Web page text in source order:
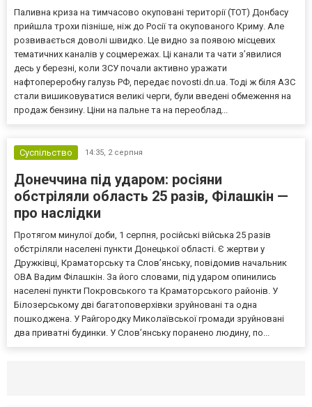
Паливна криза на тимчасово окуповані території (ТОТ) Донбасу
прийшла трохи пізніше, ніж до Росії та окупованого Криму. Але
розвивається доволі швидко. Це видно за появою місцевих
тематичних каналів у соцмережах. Ці канали та чати з’явилися
десь у березні, коли ЗСУ почали активно уражати
нафтопереробну галузь РФ, передає novosti.dn.ua. Тоді ж біля АЗС
стали вишиковуватися великі черги, були введені обмеження на
продаж бензину. Ціни на пальне та на переоблад...
Суспільство 14:35, 2 серпня
Донеччина під ударом: росіяни
обстріляли область 25 разів, Філашкін —
про наслідки
Протягом минулої доби, 1 серпня, російські війська 25 разів
обстріляли населені пункти Донецької області. Є жертви у
Дружківці, Краматорську та Слов’янську, повідомив начальник
ОВА Вадим Філашкін. За його словами, під ударом опинились
населені пункти Покровського та Краматорського районів. У
Білозерському дві багатоповерхівки зруйновані та одна
пошкоджена. У Райгородку Миколаївської громади зруйновані
два приватні будинки. У Слов’янську поранено людину, по...